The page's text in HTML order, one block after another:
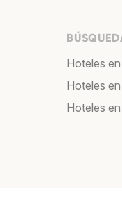
Hoteles
Hoteles
Hoteles